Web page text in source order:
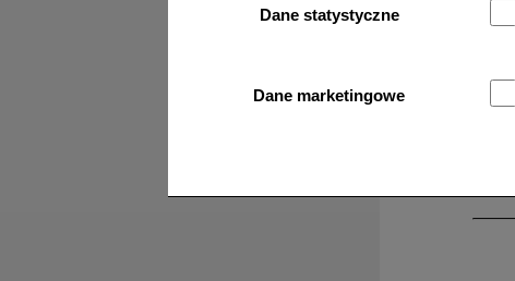
Dane statystyczne
Dane marketingowe
Gaśnica